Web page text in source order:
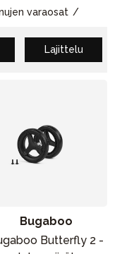
varaosat
Lajittelu
Bugaboo
Butterfly 2 -